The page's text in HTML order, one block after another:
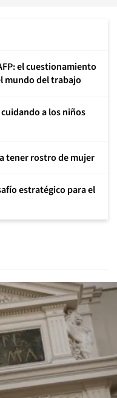
el cuestionamiento
mundo del trabajo
a los niños
tener rostro de mujer
estratégico para el